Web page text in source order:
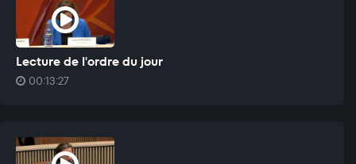
Lecture de l'ordre du jour
00:13:27